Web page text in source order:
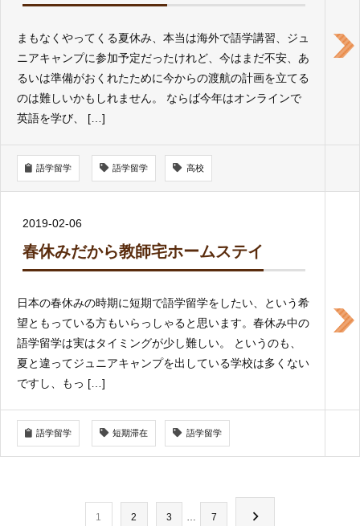
まもなくやってくる夏休み、本当は海外で語学講習、ジュ
ニアキャンプに参加予定だったけれど、今はまだ不安、あ
るいは準備がおくれたために今からの渡航の計画を立てる
のは難しいかもしれません。 ならば今年はオンラインで
英語を学び、 […]
語学留学 語学留学 高校
2019-02-06
春休みだから教師宅ホームステイ
日本の春休みの時期に短期で語学留学をしたい、という希
望ともっている方もいらっしゃると思います。春休み中の
語学留学は実はタイミングが少し難しい。 というのも、
夏と違ってジュニアキャンプを出している学校は多くない
ですし、もっ […]
語学留学 短期滞在 語学留学
1 2 3 … 7